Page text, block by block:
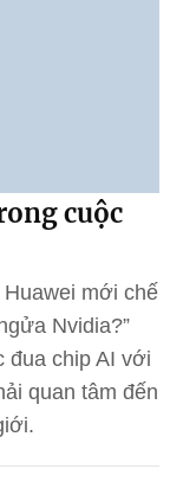
cuộc
mới chế
Nvidia?”
đua chip AI với
quan tâm đến